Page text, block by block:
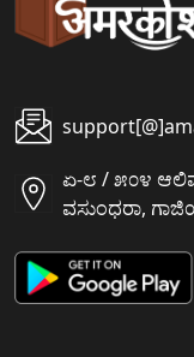
ಏ-೮ / ೫೦೪ ಆಲಿವ
ವಸುಂಧರಾ,